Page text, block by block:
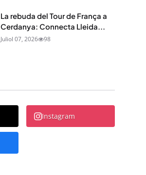
La rebuda del Tour de França a
Cerdanya: Connecta Lleida...
Juliol 07, 2026 98
Instagram